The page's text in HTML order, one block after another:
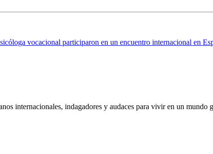
vocacional participaron en un encuentro internacional en
internacionales, indagadores y audaces para vivir en un